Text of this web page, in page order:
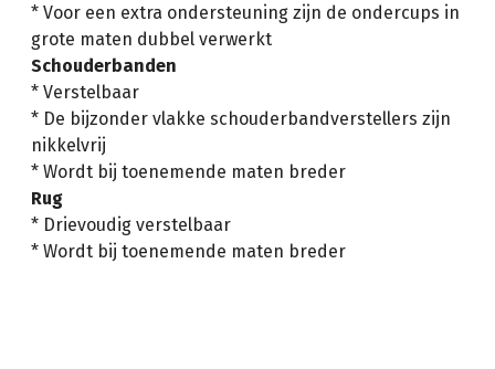
* Voor een extra ondersteuning zijn de ondercups in
grote maten dubbel verwerkt
Schouderbanden
* Verstelbaar
* De bijzonder vlakke schouderbandverstellers zijn
nikkelvrij
* Wordt bij toenemende maten breder
Rug
* Drievoudig verstelbaar
* Wordt bij toenemende maten breder